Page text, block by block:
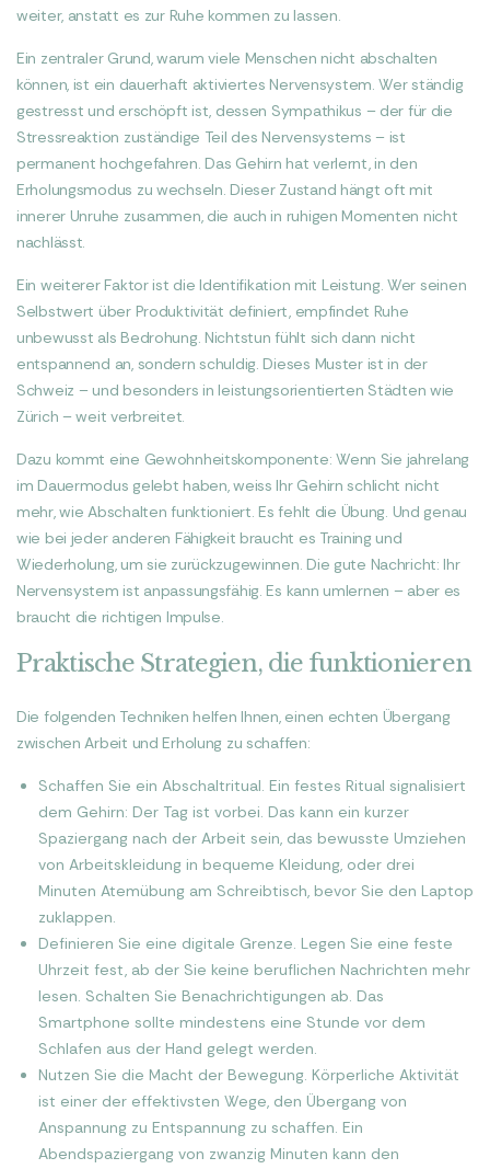
weiter, anstatt es zur Ruhe kommen zu lassen.
Ein zentraler Grund, warum viele Menschen nicht abschalten
können, ist ein dauerhaft aktiviertes Nervensystem. Wer ständig
gestresst und erschöpft ist, dessen Sympathikus – der für die
Stressreaktion zuständige Teil des Nervensystems – ist
permanent hochgefahren. Das Gehirn hat verlernt, in den
Erholungsmodus zu wechseln. Dieser Zustand hängt oft mit
innerer Unruhe zusammen, die auch in ruhigen Momenten nicht
nachlässt.
Ein weiterer Faktor ist die Identifikation mit Leistung. Wer seinen
Selbstwert über Produktivität definiert, empfindet Ruhe
unbewusst als Bedrohung. Nichtstun fühlt sich dann nicht
entspannend an, sondern schuldig. Dieses Muster ist in der
Schweiz – und besonders in leistungsorientierten Städten wie
Zürich – weit verbreitet.
Dazu kommt eine Gewohnheitskomponente: Wenn Sie jahrelang
im Dauermodus gelebt haben, weiss Ihr Gehirn schlicht nicht
mehr, wie Abschalten funktioniert. Es fehlt die Übung. Und genau
wie bei jeder anderen Fähigkeit braucht es Training und
Wiederholung, um sie zurückzugewinnen. Die gute Nachricht: Ihr
Nervensystem ist anpassungsfähig. Es kann umlernen – aber es
braucht die richtigen Impulse.
Praktische Strategien, die funktionieren
Die folgenden Techniken helfen Ihnen, einen echten Übergang
zwischen Arbeit und Erholung zu schaffen:
Schaffen Sie ein Abschaltritual. Ein festes Ritual signalisiert
dem Gehirn: Der Tag ist vorbei. Das kann ein kurzer
Spaziergang nach der Arbeit sein, das bewusste Umziehen
von Arbeitskleidung in bequeme Kleidung, oder drei
Minuten Atemübung am Schreibtisch, bevor Sie den Laptop
zuklappen.
Definieren Sie eine digitale Grenze. Legen Sie eine feste
Uhrzeit fest, ab der Sie keine beruflichen Nachrichten mehr
lesen. Schalten Sie Benachrichtigungen ab. Das
Smartphone sollte mindestens eine Stunde vor dem
Schlafen aus der Hand gelegt werden.
Nutzen Sie die Macht der Bewegung. Körperliche Aktivität
ist einer der effektivsten Wege, den Übergang von
Anspannung zu Entspannung zu schaffen. Ein
Abendspaziergang von zwanzig Minuten kann den